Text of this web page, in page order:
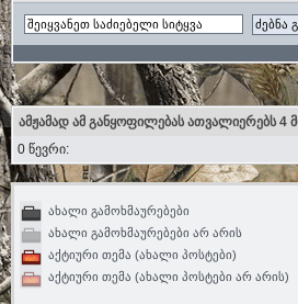
ამჟამად ამ განყოფილებას ათვალიერებს 4
0 წევრი:
ახალი გამოხმაურებები
ახალი გამოხმაურებები არ არის
აქტიური თემა (ახალი პოსტები)
აქტიური თემა (ახალი პოსტები არ არის)